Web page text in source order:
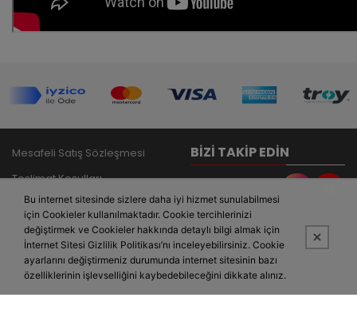
Mesafeli Satış Sözleşmesi
Teslimat Koşulları
Gizlilik Politikası
İade ve Garanti Şartları
İletişim
BIZI TAKIP EDIN
Bu internet sitesinde sizlere daha iyi hizmet sunulabilmesi
için Cookieler kullanılmaktadır. Cookie tercihlerinizi
değiştirmek ve Cookieler hakkında detaylı bilgi almak için
İnternet Sitesi Gizlilik Politikası’nı inceleyebilirsiniz. Cookie
ayarlarını değiştirmeniz durumunda internet sitesinin bazı
özelliklerinin işlevselliğini kaybedebileceğini dikkate alınız.